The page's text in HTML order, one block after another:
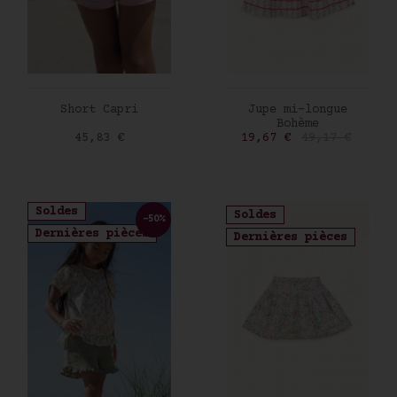
AJOUTER AU PANIER
Short Capri
Prix
45,83 €
AJOUTER AU PANIER
Jupe mi-longue
Bohème
Prix
19,67 €
Soldes
Dernières pièces
-50%
Soldes
Dernières pièces